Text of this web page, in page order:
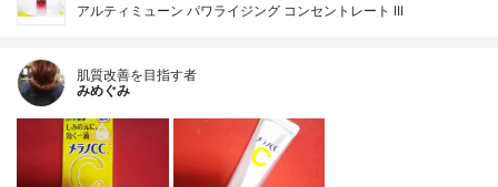
アルティミューン パワライジング コンセントレート III
肌質改善を目指す者
みめぐみ